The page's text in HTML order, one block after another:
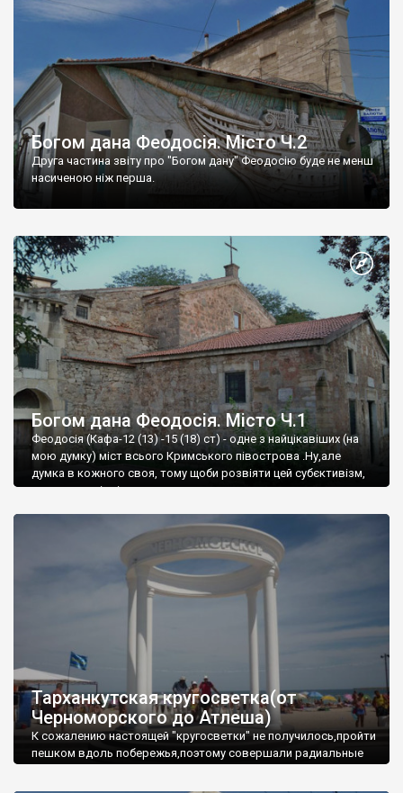
Богом дана Феодосія. Місто Ч.2
Друга частина звіту про "Богом дану" Феодосію буде не менш
насиченою ніж перша.
Богом дана Феодосія. Місто Ч.1
Феодосія (Кафа-12 (13) -15 (18) ст) - одне з найцікавіших (на
мою думку) міст всього Кримського півострова .Ну,але
думка в кожного своя, тому щоби розвіяти цей субєктивізм,
запрошую відвідати це
Тарханкутская кругосветка(от
Черноморского до Атлеша)
К сожалению настоящей "кругосветки" не получилось,пройти
пешком вдоль побережья,поэтому совершали радиальные